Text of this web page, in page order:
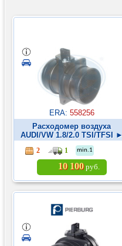
ERA: 558256
Расходомер воздуха
AUDI/VW 1.8/2.0 TSI/TFSI ►
2 1 min.1
10 100руб.